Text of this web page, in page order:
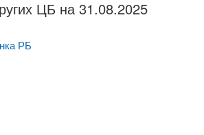
ЦБ на 31.08.2025
РБ